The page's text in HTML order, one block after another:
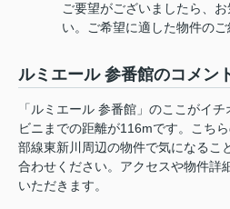
ご要望がございましたら、
い。ご希望に適した物件のご
ルミエール 参番館のコメン
「ルミエール 参番館」のここがイ
ビニまでの距離が116mです。こち
部線東新川周辺の物件で気になるこ
合わせください。アクセスや物件詳
いただきます。